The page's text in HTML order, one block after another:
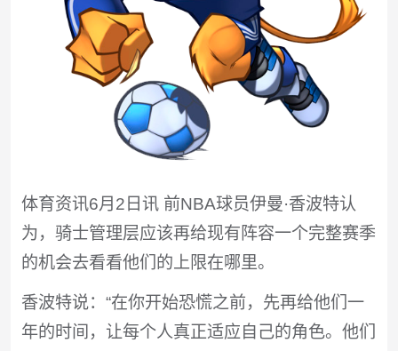
体育资讯6月2日讯 前NBA球员伊曼·香波特认
为，骑士管理层应该再给现有阵容一个完整赛季
的机会去看看他们的上限在哪里。
香波特说：“在你开始恐慌之前，先再给他们一
年的时间，让每个人真正适应自己的角色。他们